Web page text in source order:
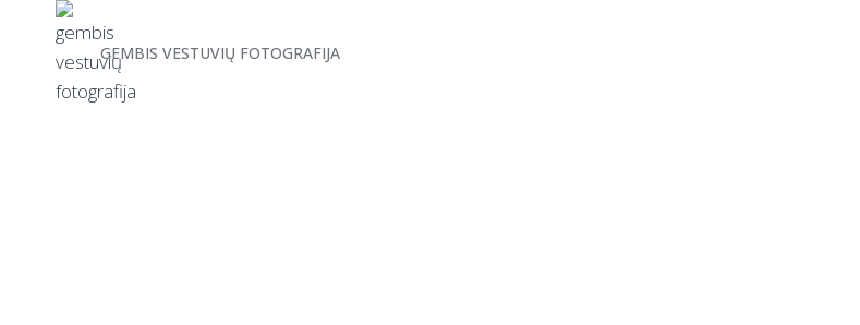
GEMBIS VESTUVIŲ FOTOGRAFIJA